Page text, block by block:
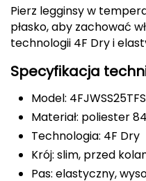
ENERO CAMP
ENERO PRO
Elmer by Swany
Extremities
FASHY
Pierz legginsy w
płasko, aby zachować
technologii 4F Dry i
Specyfikacja
Model:
Materiał: poliester
Technologia: 4F Dry
Krój: slim, przed
Pas: elastyczny,